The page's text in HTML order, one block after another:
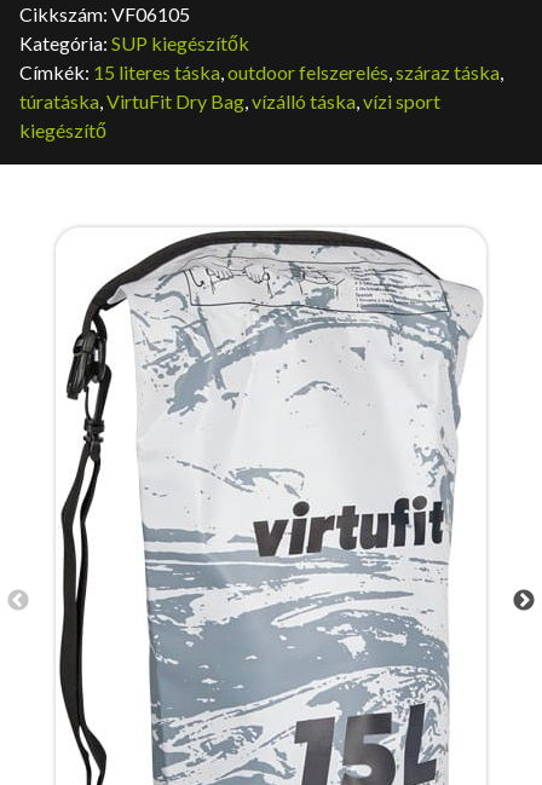
Cikkszám: VF06105
Kategória: SUP kiegészítők
Címkék: 15 literes táska,outdoor felszerelés,száraz táska,
túratáska,VirtuFit Dry Bag,vízálló táska,vízi sport
kiegészítő